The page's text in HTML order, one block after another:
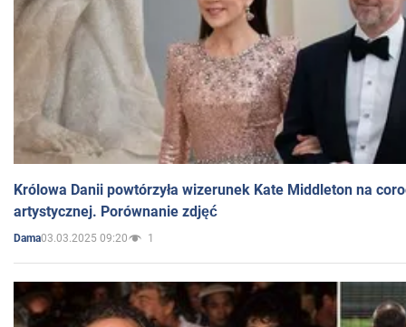
Królowa Danii powtórzyła wizerunek Kate Middleton na
artystycznej. Porównanie zdjęć
Dama03.03.2025 09:20 1